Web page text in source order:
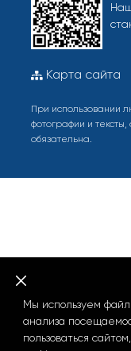
Карта сайта
При использовании
фотографии и
обязательна.
Мы используем
анализа
пользоваться